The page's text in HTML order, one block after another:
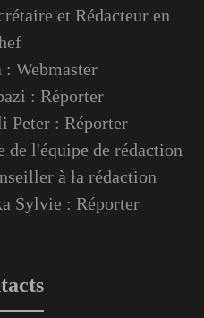
et Rédacteur en
Webmaster
: Réporter
Peter : Réporter
de l'équipe de rédaction
à la rédaction
Sylvie : Réporter